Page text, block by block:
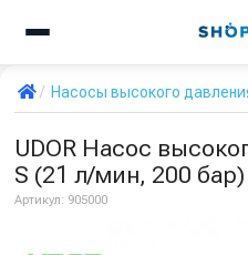
Насосы высокого
UDOR Насос
S (21 л/мин, 200 бар)
Артикул: 905000